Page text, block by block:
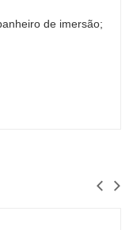
de imersão;